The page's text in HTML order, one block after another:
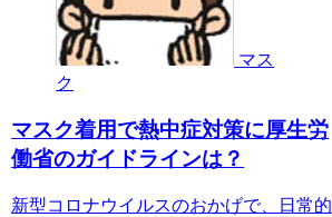
マス
ク
マスク着用で熱中症対策に厚生労
働省のガイドラインは？
新型コロナウイルスのおかげで、日常的